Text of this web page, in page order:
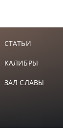
СТАТЬИ
КАЛИБРЫ
ЗАЛ СЛАВЫ